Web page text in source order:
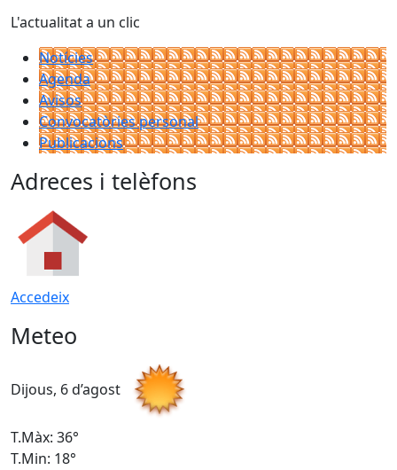
L'actualitat a un clic
Notícies
Agenda
Avisos
Convocatòries personal
Publicacions
Adreces i telèfons
Accedeix
Meteo
Dijous, 6 d’agost
T.Màx: 36°
T.Min: 18°